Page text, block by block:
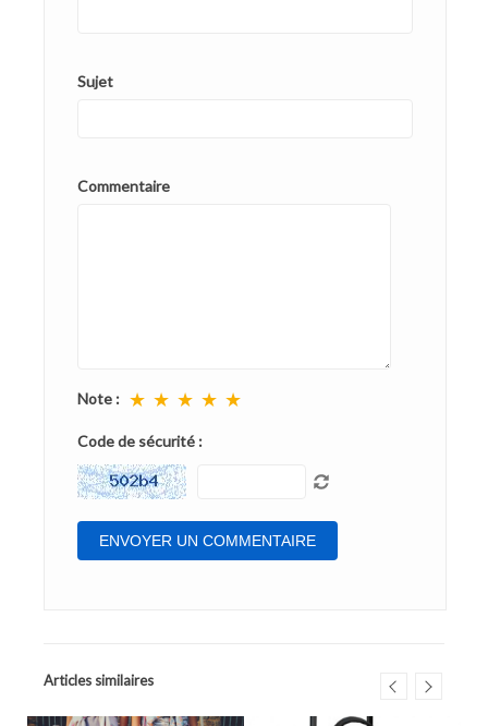
Sujet
Commentaire
Note : ★ ★ ★ ★ ★
Code de sécurité :
Articles similaires